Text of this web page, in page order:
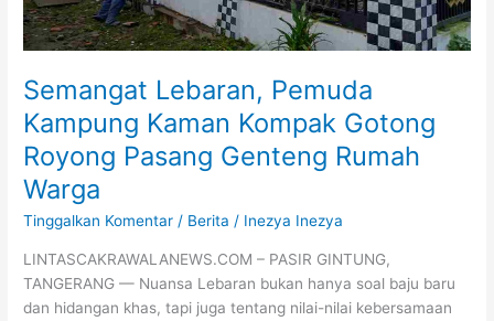
Semangat Lebaran, Pemuda
Kampung Kaman Kompak Gotong
Royong Pasang Genteng Rumah
Warga
Tinggalkan Komentar / Berita / Inezya Inezya
LINTASCAKRAWALANEWS.COM – PASIR GINTUNG,
TANGERANG — Nuansa Lebaran bukan hanya soal baju baru
dan hidangan khas, tapi juga tentang nilai-nilai kebersamaan
Rumah
Warga